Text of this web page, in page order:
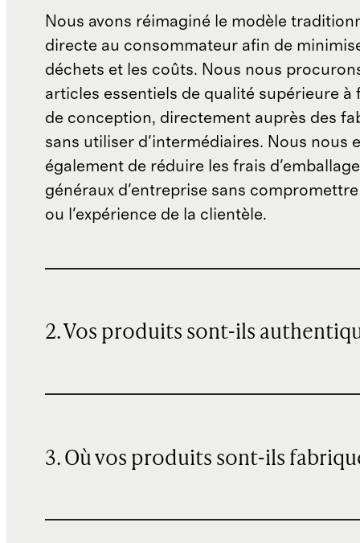
Nous avons réimaginé le modèle
directe au consommateur afin de
déchets et les coûts. Nous nous
articles essentiels de qualité supérieure à
de conception, directement auprès des
sans utiliser d'intermédiaires. Nous nous
également de réduire les frais
généraux d'entreprise sans
ou l'expérience de la clientèle.
2. Vos produits sont-ils
3. Où vos produits sont-ils